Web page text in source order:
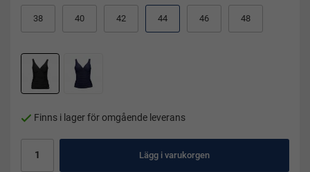
38 40 42 44 46 48
Finns i lager för omgående leverans
Lägg i varukorgen